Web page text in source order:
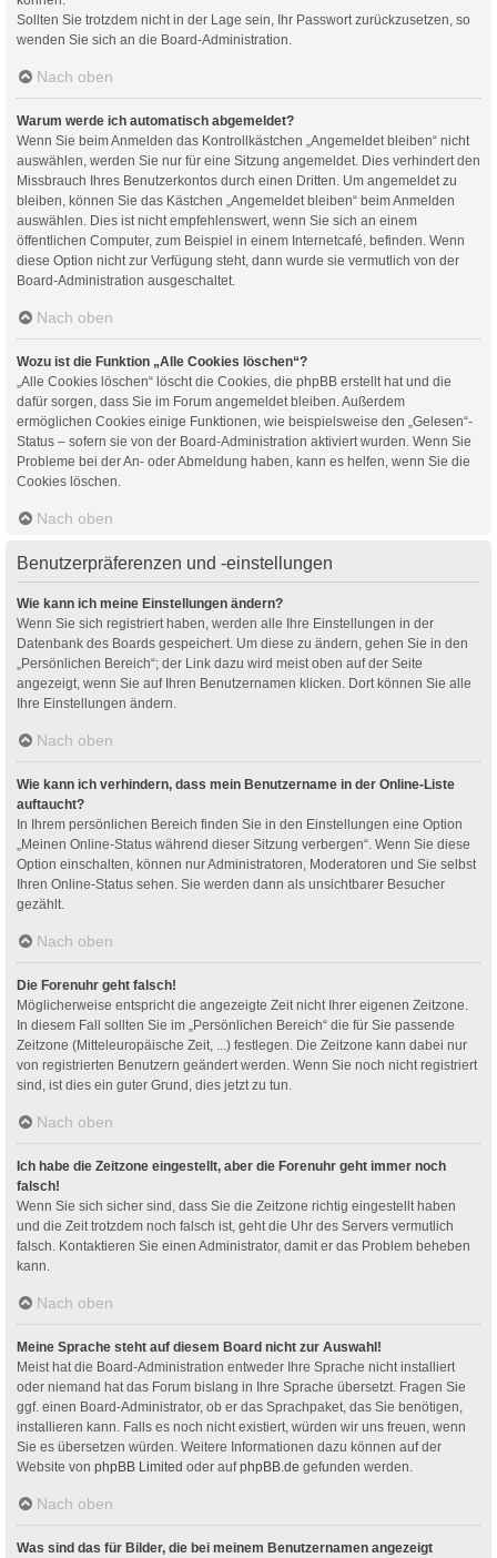
Sollten Sie trotzdem nicht in der Lage sein, Ihr Passwort zurückzusetzen, so
wenden Sie sich an die Board-Administration.
Nach oben
Warum werde ich automatisch abgemeldet?
Wenn Sie beim Anmelden das Kontrollkästchen „Angemeldet bleiben“ nicht
auswählen, werden Sie nur für eine Sitzung angemeldet. Dies verhindert den
Missbrauch Ihres Benutzerkontos durch einen Dritten. Um angemeldet zu
bleiben, können Sie das Kästchen „Angemeldet bleiben“ beim Anmelden
auswählen. Dies ist nicht empfehlenswert, wenn Sie sich an einem
öffentlichen Computer, zum Beispiel in einem Internetcafé, befinden. Wenn
diese Option nicht zur Verfügung steht, dann wurde sie vermutlich von der
Board-Administration ausgeschaltet.
Nach oben
Wozu ist die Funktion „Alle Cookies löschen“?
„Alle Cookies löschen“ löscht die Cookies, die phpBB erstellt hat und die
dafür sorgen, dass Sie im Forum angemeldet bleiben. Außerdem
ermöglichen Cookies einige Funktionen, wie beispielsweise den „Gelesen“-
Status – sofern sie von der Board-Administration aktiviert wurden. Wenn Sie
Probleme bei der An- oder Abmeldung haben, kann es helfen, wenn Sie die
Cookies löschen.
Nach oben
Benutzerpräferenzen und -einstellungen
Wie kann ich meine Einstellungen ändern?
Wenn Sie sich registriert haben, werden alle Ihre Einstellungen in der
Datenbank des Boards gespeichert. Um diese zu ändern, gehen Sie in den
„Persönlichen Bereich“; der Link dazu wird meist oben auf der Seite
angezeigt, wenn Sie auf Ihren Benutzernamen klicken. Dort können Sie alle
Ihre Einstellungen ändern.
Nach oben
Wie kann ich verhindern, dass mein Benutzername in der Online-Liste
auftaucht?
In Ihrem persönlichen Bereich finden Sie in den Einstellungen eine Option
„Meinen Online-Status während dieser Sitzung verbergen“. Wenn Sie diese
Option einschalten, können nur Administratoren, Moderatoren und Sie selbst
Ihren Online-Status sehen. Sie werden dann als unsichtbarer Besucher
gezählt.
Nach oben
Die Forenuhr geht falsch!
Möglicherweise entspricht die angezeigte Zeit nicht Ihrer eigenen Zeitzone.
In diesem Fall sollten Sie im „Persönlichen Bereich“ die für Sie passende
Zeitzone (Mitteleuropäische Zeit, ...) festlegen. Die Zeitzone kann dabei nur
von registrierten Benutzern geändert werden. Wenn Sie noch nicht registriert
sind, ist dies ein guter Grund, dies jetzt zu tun.
Nach oben
Ich habe die Zeitzone eingestellt, aber die Forenuhr geht immer noch
falsch!
Wenn Sie sich sicher sind, dass Sie die Zeitzone richtig eingestellt haben
und die Zeit trotzdem noch falsch ist, geht die Uhr des Servers vermutlich
falsch. Kontaktieren Sie einen Administrator, damit er das Problem beheben
kann.
Nach oben
Meine Sprache steht auf diesem Board nicht zur Auswahl!
Meist hat die Board-Administration entweder Ihre Sprache nicht installiert
oder niemand hat das Forum bislang in Ihre Sprache übersetzt. Fragen Sie
ggf. einen Board-Administrator, ob er das Sprachpaket, das Sie benötigen,
installieren kann. Falls es noch nicht existiert, würden wir uns freuen, wenn
Sie es übersetzen würden. Weitere Informationen dazu können auf der
Website von phpBB Limited oder aufphpBB.de gefunden werden.
Nach oben
Was sind das für Bilder, die bei meinem Benutzernamen angezeigt